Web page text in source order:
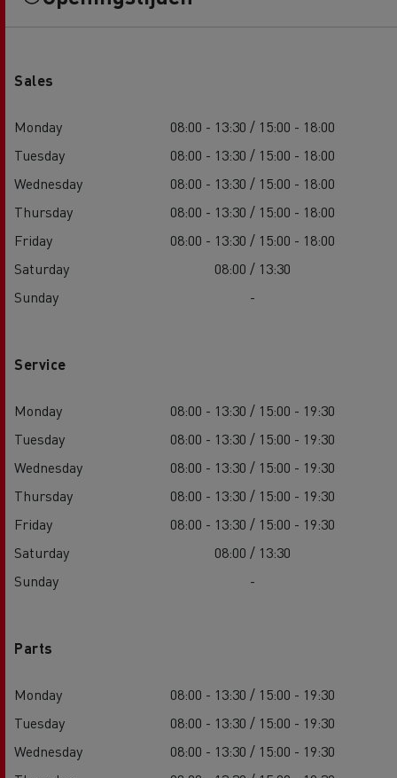
Sales
Monday
08:00 - 13:30 / 15:00 - 18:00
Tuesday
08:00 - 13:30 / 15:00 - 18:00
Wednesday
08:00 - 13:30 / 15:00 - 18:00
Thursday
08:00 - 13:30 / 15:00 - 18:00
Friday
08:00 - 13:30 / 15:00 - 18:00
Saturday
08:00 / 13:30
Sunday
-
Service
Monday
08:00 - 13:30 / 15:00 - 19:30
Tuesday
08:00 - 13:30 / 15:00 - 19:30
Wednesday
08:00 - 13:30 / 15:00 - 19:30
Thursday
08:00 - 13:30 / 15:00 - 19:30
Friday
08:00 - 13:30 / 15:00 - 19:30
Saturday
08:00 / 13:30
Sunday
-
Parts
Monday
08:00 - 13:30 / 15:00 - 19:30
Tuesday
08:00 - 13:30 / 15:00 - 19:30
Wednesday
08:00 - 13:30 / 15:00 - 19:30